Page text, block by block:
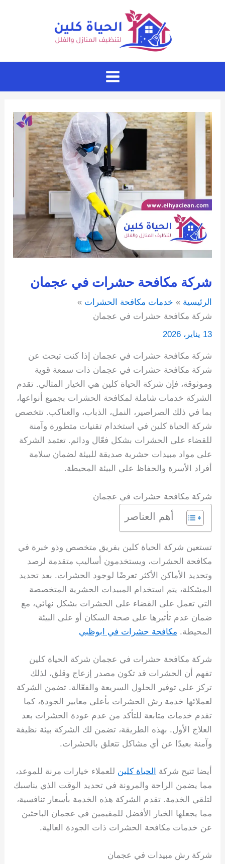
شركة مكافحة حشرات في عجمان
الرئيسية
خدمات مكافحة الحشرات
شركة مكافحة حشرات في عجمان
13 يناير، 2026
شركة مكافحة حشرات في عجمان إذا كنت تبحث عن
شركة مكافحة حشرات في عجمان ذات سمعة قوية
وموثوقة، فإن شركة الحياة كلين هي الخيار المثالي. تقدم
الشركة خدمات شاملة لمكافحة الحشرات بجميع أنواعها،
بما في ذلك الصراصير، النمل، الذباب، والعناكب. تتخصص
شركة الحياة كلين في استخدام تقنيات متطورة وآمنة
للقضاء على الحشرات بشكل فعّال ودائم. تعتمد الشركة
على مواد مبيدات حشرية صديقة للبيئة لضمان سلامة
أفراد الأسرة والحفاظ على البيئة المحيطة.
شركة مكافحة حشرات في عجمان
أهم العناصر
تستعين شركة الحياة كلين بفريق متخصص وذو خبرة في
مكافحة الحشرات، ويستخدمون أساليب متقدمة لرصد
وتحديد الأماكن الأكثر تعرضًا لوجود الحشرات. بعد تحديد
المشكلة، يتم استخدام المبيدات الحشرية المتخصصة
التي تعمل على القضاء على الحشرات بشكل نهائي، مع
ضمان عدم تأثيرها على صحة السكان أو على البيئة
المحيطة. مكافحة حشرات في ابوظبي
شركة مكافحة حشرات في عجمان شركة الحياة كلين
تفهم أن الحشرات قد تكون مصدر إزعاج وقلق، لذلك
تركز على توفير الحلول السريعة والفعّالة. تضمن الشركة
لعملائها خدمة رش الحشرات بأعلى معايير الجودة، كما
تقدم خدمات متابعة للتأكد من عدم عودة الحشرات بعد
العلاج الأول. بهذه الطريقة، تضمن لك الشركة بيئة نظيفة
وآمنة بعيدًا عن أي مشاكل تتعلق بالحشرات.
أيضا تتيح شركة الحياة كلين للعملاء خيارات مرنة للموعد،
مما يضمن الراحة والمرونة في تحديد الوقت الذي يناسبك
لتلقي الخدمة. تقدم الشركة هذه الخدمة بأسعار تنافسية،
مما يجعلها الخيار الأفضل للمقيمين في عجمان الباحثين
عن خدمات مكافحة الحشرات ذات الجودة العالية.
شركة رش مبيدات في عجمان